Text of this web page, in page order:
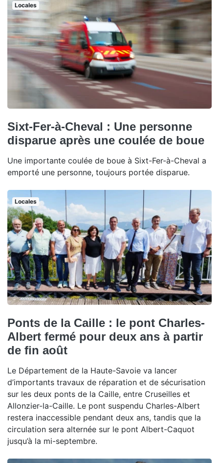
Locales
Sixt-Fer-à-Cheval : Une personne
disparue après une coulée de boue
Une importante coulée de boue à Sixt-Fer-à-Cheval a
emporté une personne, toujours portée disparue.
Locales
Ponts de la Caille : le pont Charles-
Albert fermé pour deux ans à partir
de fin août
Le Département de la Haute-Savoie va lancer
d’importants travaux de réparation et de sécurisation
sur les deux ponts de la Caille, entre Cruseilles et
Allonzier-la-Caille. Le pont suspendu Charles-Albert
restera inaccessible pendant deux ans, tandis que la
circulation sera alternée sur le pont Albert-Caquot
jusqu’à la mi-septembre.